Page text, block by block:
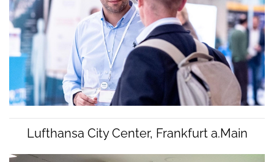
Lufthansa City Center, Frankfurt a.Main